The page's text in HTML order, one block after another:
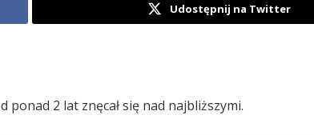
Udostępnij na Twitter
2 lat znęcał się nad najbliższymi.